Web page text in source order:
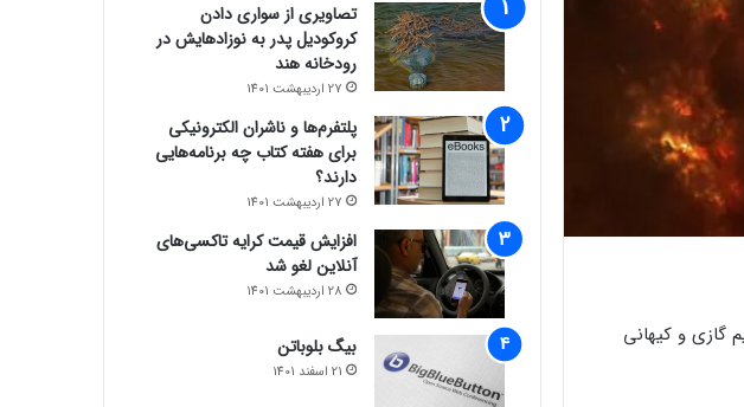
گازی و کیهانی
تصاویری از سواری دادن
کروکودیل پدر به نوزادهایش در
رودخانه هند
27 اردیبهشت 1401
پلتفرم‌ها و ناشران الکترونیکی
برای هفته کتاب چه برنامه‌هایی
دارند؟
27 اردیبهشت 1401
افزایش قیمت کرایه تاکسی‌های
آنلاین لغو شد
28 اردیبهشت 1401
بیگ بلوباتن
21 اسفند 1401